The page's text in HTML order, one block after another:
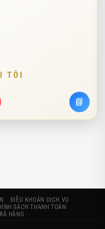
TÔI
📘
ĐIỀU KHOẢN DỊCH VỤ
SÁCH THANH TOÁN
HÀNG